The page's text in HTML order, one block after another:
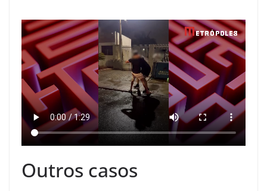
Outros casos